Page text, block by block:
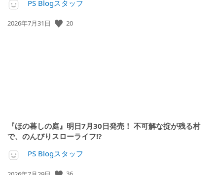
PS Blogスタッフ
公
2026年7月31日 20
『ほの暮しの庭』明日7月30日発売！ 不可解な掟が残る村
で、のんびりスローライフ!?
PS Blogスタッフ